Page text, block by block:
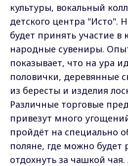
культуры, вокальный
детского центра "Исто".
будет принять участие в
народные сувениры.
показывает, что на ура
половички, деревянные
из бересты и изделия
Различные торговые
привезут много
пройдёт на специально
поляне, где можно будет
отдохнуть за чашкой